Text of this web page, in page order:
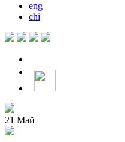
eng
chi
21 Май